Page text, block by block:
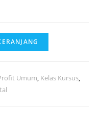
Rp49.999.
Umum, Kelas Kursus,